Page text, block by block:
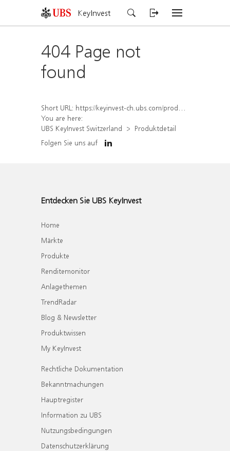
KeyInvest
404 Page not
found
Short URL: https://keyinvest-ch.ubs.com/produkt/detail/index/isin/CH1578791084
You are here:
UBS KeyInvest Switzerland
Produktdetail
Folgen Sie uns auf
Entdecken Sie UBS KeyInvest
Home
Märkte
Produkte
Renditemonitor
Anlagethemen
TrendRadar
Blog & Newsletter
Produktwissen
My KeyInvest
Rechtliche Dokumentation
Bekanntmachungen
Hauptregister
Information zu UBS
Nutzungsbedingungen
Datenschutzerklärung